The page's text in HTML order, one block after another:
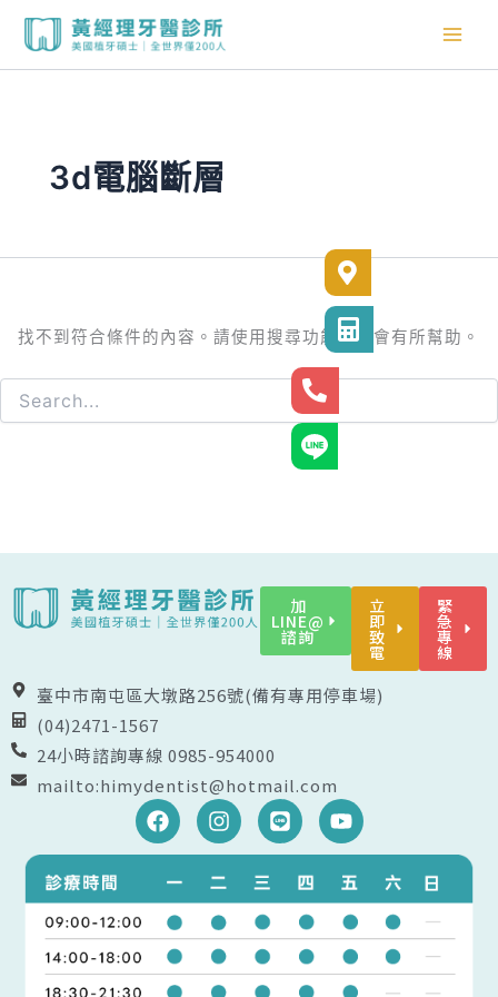
主
3d電腦斷層
找不到符合條件的內容。請使用搜尋功能，應會有所幫助。
鍵
診所電話
診所位置
24小時專線
官方LINE@
加
LINE@
諮詢
立
即
致
電
緊
急
專
線
臺中市南屯區大墩路256號(備有專用停車場)
(04)2471-1567
24小時諮詢專線 0985-954000
mailto:himydentist@hotmail.com
F
a
c
e
b
o
o
k
I
n
s
t
a
g
r
a
m
L
i
n
Y
o
u
t
u
b
e